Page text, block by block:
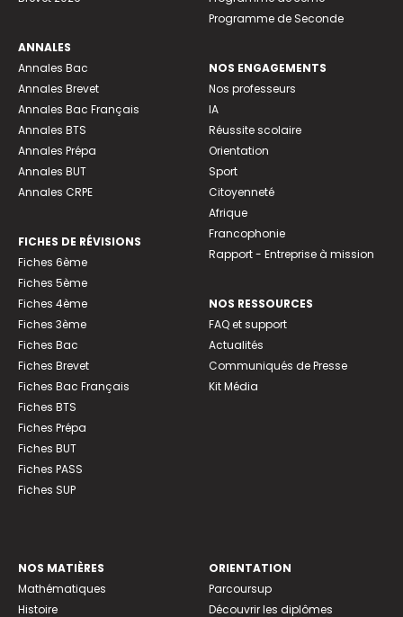
ANNALES
Annales Bac
Annales Brevet
Annales Bac Français
Annales BTS
Annales Prépa
Annales BUT
Annales CRPE
FICHES DE RÉVISIONS
Fiches 6ème
Fiches 5ème
Fiches 4ème
Fiches 3ème
Fiches Bac
Fiches Brevet
Fiches Bac Français
Fiches BTS
Fiches Prépa
Fiches BUT
Fiches PASS
Fiches SUP
Programme de Seconde
NOS ENGAGEMENTS
Nos professeurs
IA
Réussite scolaire
Orientation
Sport
Citoyenneté
Afrique
Francophonie
Rapport - Entreprise à mission
NOS RESSOURCES
FAQ et support
Actualités
Communiqués de Presse
Kit Média
NOS MATIÈRES
Mathématiques
Histoire
ORIENTATION
Parcoursup
Découvrir les diplômes